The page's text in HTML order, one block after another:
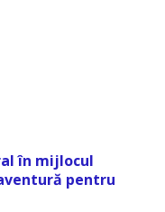
în mijlocul
pentru